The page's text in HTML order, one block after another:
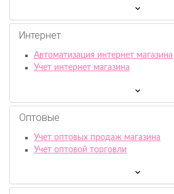
Интернет
Автоматизация интернет магазина
Учет интернет магазина
Оптовые
Учет оптовых продаж магазина
Учет оптовой торговли